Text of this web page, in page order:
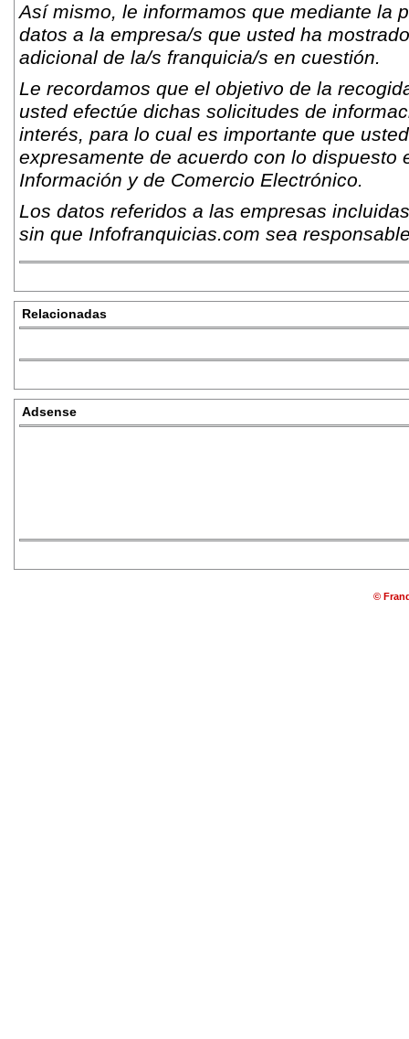
Así mismo, le informamos que mediante la
datos a la empresa/s que usted ha
adicional de la/s franquicia/s en cuestión.
Le recordamos que el objetivo de la
usted efectúe dichas solicitudes de
interés, para lo cual es importante que
expresamente de acuerdo con lo
Información y de Comercio Electrónico.
Los datos referidos a las empresas
sin que Infofranquicias.com sea
Relacionadas
Adsense
©